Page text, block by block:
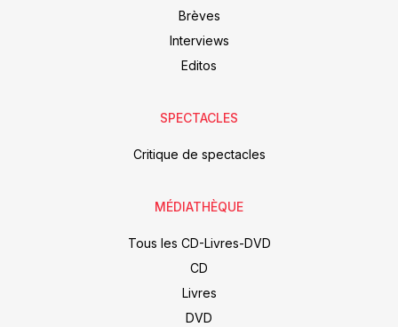
Brèves
Interviews
Editos
SPECTACLES
Critique de spectacles
MÉDIATHÈQUE
Tous les CD-Livres-DVD
CD
Livres
DVD